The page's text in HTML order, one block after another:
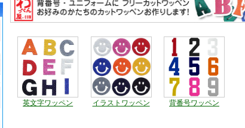
英文字ワッペン イラストワッペン 背番号ワッペン